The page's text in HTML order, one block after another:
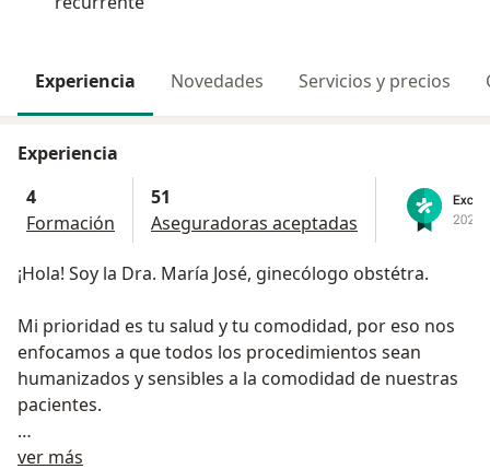
Experiencia Novedades Servicios y precios
Experiencia
4
Formación
51
Aseguradoras aceptadas
¡Hola! Soy la Dra. María José, ginecólogo obstétra.
Mi prioridad es tu salud y tu comodidad, por eso nos
enfocamos a que todos los procedimientos sean
humanizados y sensibles a la comodidad de nuestras
pacientes.
Dentro de las cosas en las que te puedo apoyar están:
ver más